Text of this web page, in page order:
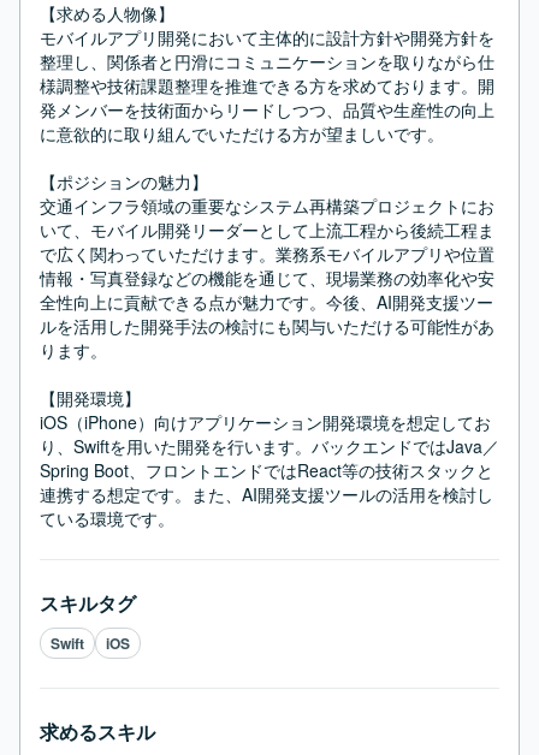
【求める人物像】
モバイルアプリ開発において主体的に設計方針や開発方針を
整理し、関係者と円滑にコミュニケーションを取りながら仕
様調整や技術課題整理を推進できる方を求めております。開
発メンバーを技術面からリードしつつ、品質や生産性の向上
に意欲的に取り組んでいただける方が望ましいです。
【ポジションの魅力】
交通インフラ領域の重要なシステム再構築プロジェクトにお
いて、モバイル開発リーダーとして上流工程から後続工程ま
で広く関わっていただけます。業務系モバイルアプリや位置
情報・写真登録などの機能を通じて、現場業務の効率化や安
全性向上に貢献できる点が魅力です。今後、AI開発支援ツー
ルを活用した開発手法の検討にも関与いただける可能性があ
ります。
【開発環境】
iOS（iPhone）向けアプリケーション開発環境を想定してお
り、Swiftを用いた開発を行います。バックエンドではJava／
Spring Boot、フロントエンドではReact等の技術スタックと
連携する想定です。また、AI開発支援ツールの活用を検討し
ている環境です。
スキルタグ
Swift iOS
求めるスキル